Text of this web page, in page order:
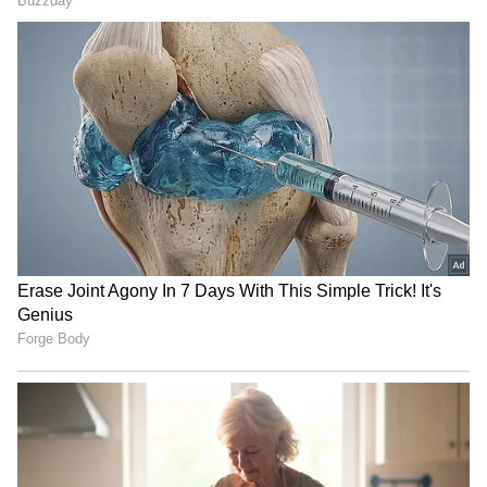
అడపాదడపా ఒకటి అర పోస్ట్ లు పెట్టినా యమ క్రేజ్‌ ఆమె
సొంతం. ఈ క్రమంలో తన ఫాలోయింగ్‌ కూడా బాగానే ఉంది.
ఇన్‌స్టాగ్రామ్‌లో 7 మిలియన్ల మంది అనుచరులు ఉన్నప్పటికీ,
అనుష్క తన జీవితం గురించి చాలా అరుదుగా పోస్ట్
చేస్తుంది. కానీ ఎక్కువగా తన సినిమాలను ప్రమోట్
చేయడానికి మాత్రమే సోషల్ మీడియాను ఉపయోగిస్తుంది.
పర్సనల్‌ విషయాలను మాత్రం గోప్యంగానే ఉంచుతుంది.
తన జీవితాన్ని బయటకు చెప్పడానికి ఇష్టపడదు అనుష్క.